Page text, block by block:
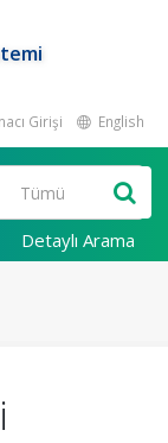
Girişi English
Detaylı Arama